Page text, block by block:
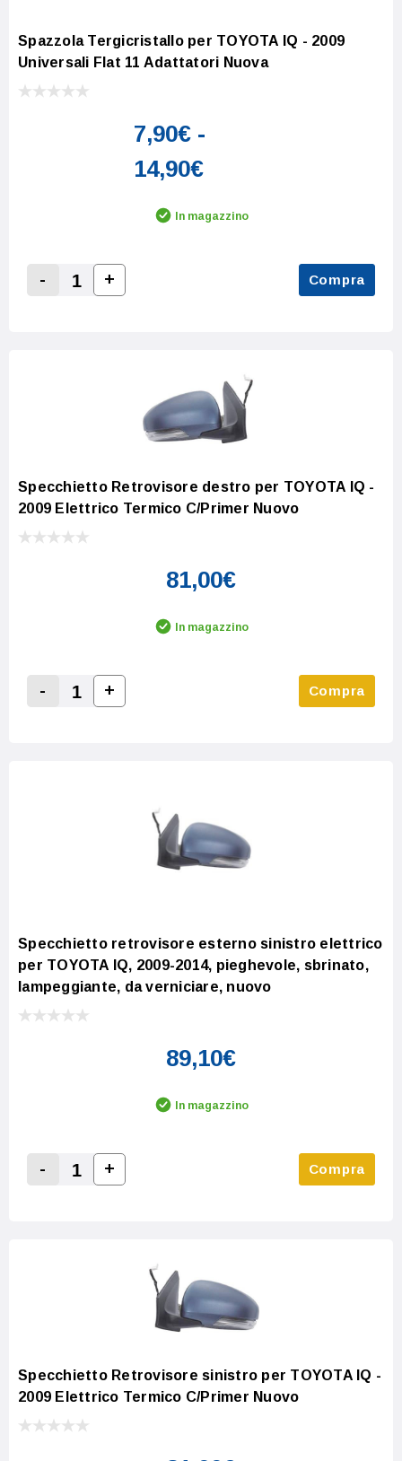
Spazzola Tergicristallo per TOYOTA IQ - 2009
Universali Flat 11 Adattatori Nuova
7,90€ -
14,90€
In magazzino
Decrease Quantity:
-
Increase Quantity:
+ Compra
Specchietto Retrovisore destro per TOYOTA IQ -
2009 Elettrico Termico C/Primer Nuovo
81,00€
In magazzino
Decrease Quantity:
-
Increase Quantity:
+ Compra
Specchietto retrovisore esterno sinistro elettrico
per TOYOTA IQ, 2009-2014, pieghevole, sbrinato,
lampeggiante, da verniciare, nuovo
89,10€
In magazzino
Decrease Quantity:
-
Increase Quantity:
+ Compra
Specchietto Retrovisore sinistro per TOYOTA IQ -
2009 Elettrico Termico C/Primer Nuovo